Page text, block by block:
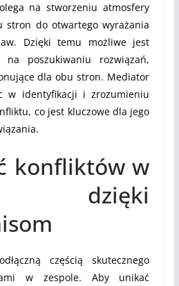
na stworzeniu atmosfery
stron do otwartego wyrażania
Dzięki temu możliwe jest
na poszukiwaniu rozwiązań,
dla obu stron. Mediator
w identyfikacji i zrozumieniu
co jest kluczowe dla jego
konfliktów w
dzięki
częścią skutecznego
w zespole. Aby unikać